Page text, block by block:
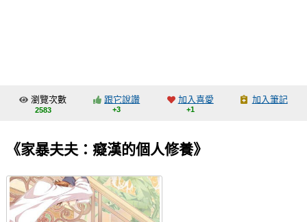
交流中心
會員功能選單
會員中心
註冊會員
瀏覽次數
2583
跟它說讚
+3
加入喜愛
+1
加入筆記
《家暴夫夫：癡漢的個人修養》